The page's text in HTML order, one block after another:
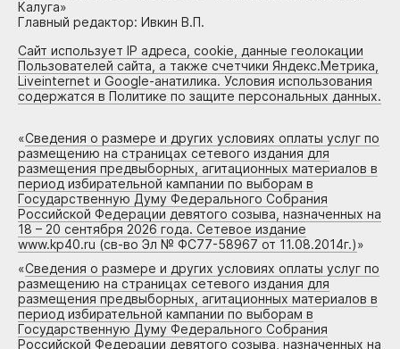
Калуга»
Главный редактор: Ивкин В.П.
Сайт использует IP адреса, cookie, данные геолокации
Пользователей сайта, а также счетчики Яндекс.Метрика,
Liveinternet и Google-анатилика. Условия использования
содержатся в Политике по защите персональных данных.
«Сведения о размере и других условиях оплаты услуг по
размещению на страницах сетевого издания для
размещения предвыборных, агитационных материалов в
период избирательной кампании по выборам в
Государственную Думу Федерального Собрания
Российской Федерации девятого созыва, назначенных на
18 – 20 сентября 2026 года. Сетевое издание
www.kp40.ru (св-во Эл № ФС77-58967 от 11.08.2014г.)»
«Сведения о размере и других условиях оплаты услуг по
размещению на страницах сетевого издания для
размещения предвыборных, агитационных материалов в
период избирательной кампании по выборам в
Государственную Думу Федерального Собрания
Российской Федерации девятого созыва, назначенных на